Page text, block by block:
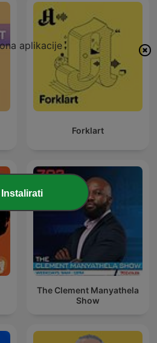
Forklart
The Clement Manyathela
Show
Instalirati